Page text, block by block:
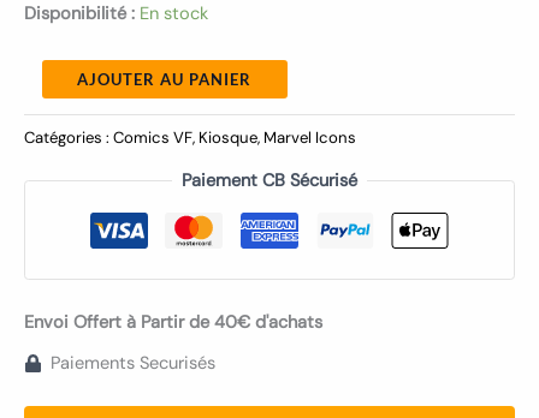
Disponibilité : En stock
AJOUTER AU PANIER
Catégories : Comics VF, Kiosque, Marvel Icons
Paiement CB Sécurisé
Envoi Offert à Partir de 40€ d'achats
Paiements Securisés